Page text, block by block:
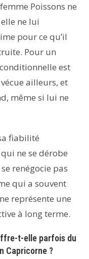
Poissons ne
ne lui
pour ce qu’il
Pour un
est
ailleurs, et
même si lui ne
fiabilité
ne se dérobe
renégocie pas
qui a souvent
représente une
à long terme.
t-elle parfois du
Capricorne ?